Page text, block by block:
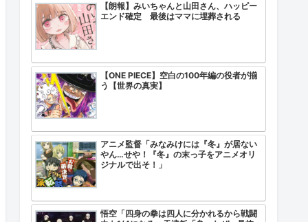
【朗報】みいちゃんと山田さん、ハッピー
エンド確定 最後はママに埋葬される
【ONE PIECE】空白の100年編の役者が揃
う【世界の真実】
アニメ監督「みなみけには『冬』が居ない
やん…せや！『冬』の末っ子をアニメオリ
ジナルで出そ！」
悟空「四身の拳は四人に分かれるから戦闘